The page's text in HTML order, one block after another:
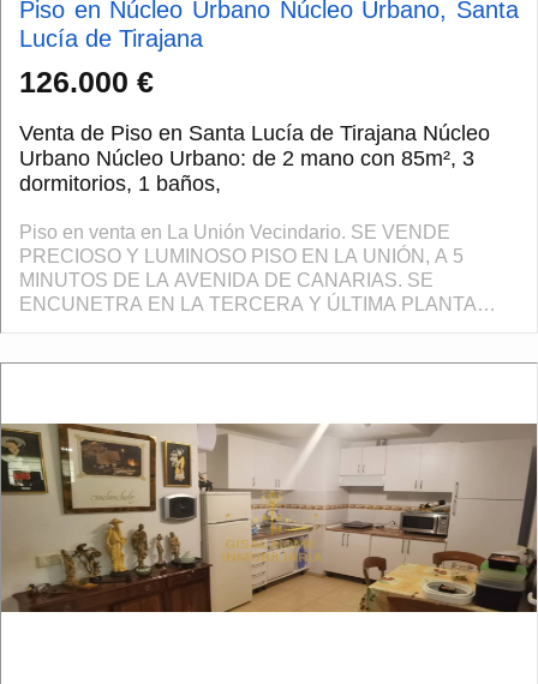
Piso en Núcleo Urbano Núcleo Urbano, Santa
Lucía de Tirajana
126.000 €
Venta de Piso en Santa Lucía de Tirajana Núcleo
Urbano Núcleo Urbano: de 2 mano con 85m², 3
dormitorios, 1 baños,
Piso en venta en La Unión Vecindario. SE VENDE
PRECIOSO Y LUMINOSO PISO EN LA UNIÓN, A 5
MINUTOS DE LA AVENIDA DE CANARIAS. SE
ENCUNETRA EN LA TERCERA Y ÚLTIMA PLANTA
DEL EDIFICIO. CONSTA DE 3 HABITACIONES, UNA DE